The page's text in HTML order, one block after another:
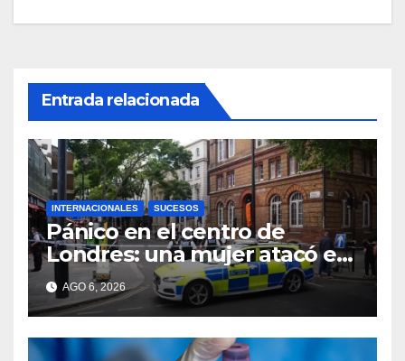
Entrada relacionada
INTERNACIONALES SUCESOS
Pánico en el centro de
Londres: una mujer atacó e
hirió con unas tijeras a cuatro
hombres
AGO 6, 2026